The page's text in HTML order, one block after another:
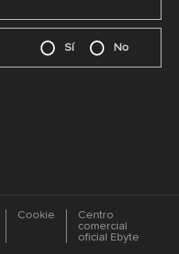
Sí No
Cookie
Centro
comercial
oficial Ebyte